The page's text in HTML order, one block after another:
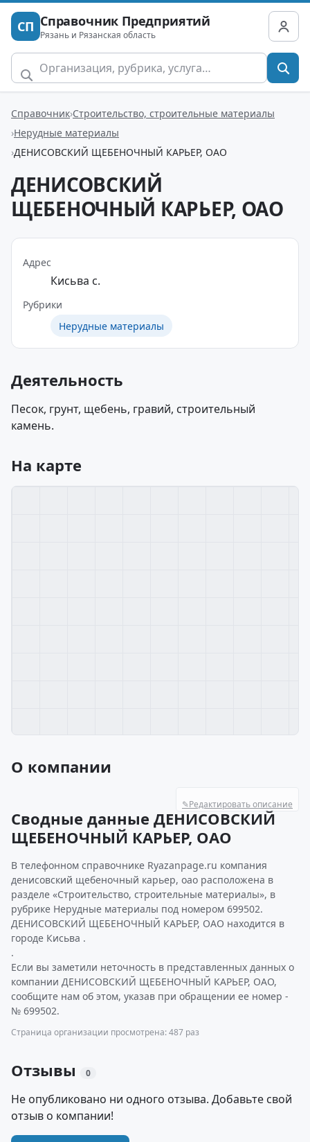
СП Справочник Предприятий
Рязань и Рязанская область
Справочник Строительство, строительные материалы
Нерудные материалы
ДЕНИСОВСКИЙ ЩЕБЕНОЧНЫЙ КАРЬЕР, ОАО
ДЕНИСОВСКИЙ
ЩЕБЕНОЧНЫЙ КАРЬЕР, ОАО
Адрес
Кисьва с.
Рубрики
Нерудные материалы
Деятельность
Песок, грунт, щебень, гравий, строительный
камень.
На карте
О компании
✎Редактировать описание
Сводные данные ДЕНИСОВСКИЙ
ЩЕБЕНОЧНЫЙ КАРЬЕР, ОАО
В телефонном справочнике Ryazanpage.ru компания
денисовский щебеночный карьер, оао расположена в
разделе «Строительство, строительные материалы», в
рубрике Нерудные материалы под номером 699502.
ДЕНИСОВСКИЙ ЩЕБЕНОЧНЫЙ КАРЬЕР, ОАО находится в
городе Кисьва .
.
Если вы заметили неточность в представленных данных о
компании ДЕНИСОВСКИЙ ЩЕБЕНОЧНЫЙ КАРЬЕР, ОАО,
сообщите нам об этом, указав при обращении ее номер -
№ 699502.
Страница организации просмотрена: 487 раз
Отзывы 0
Не опубликовано ни одного отзыва. Добавьте свой
отзыв о компании!